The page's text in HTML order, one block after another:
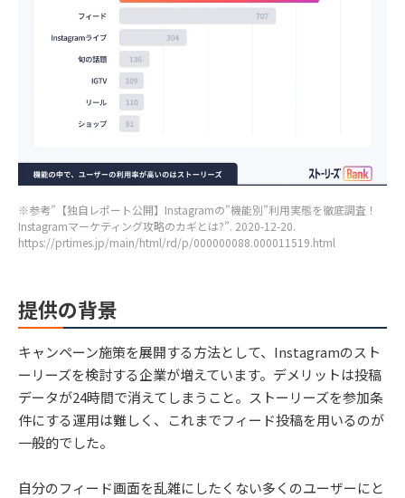
※参考”【独自レポート公開】Instagramの”機能別”利用実態を徹底調査！
Instagramマーケティング攻略のカギとは?”. 2020-12-20.
https://prtimes.jp/main/html/rd/p/000000088.000011519.html
提供の背景
キャンペーン施策を展開する方法として、Instagramのスト
ーリーズを検討する企業が増えています。デメリットは投稿
データが24時間で消えてしまうこと。ストーリーズを参加条
件にする運用は難しく、これまでフィード投稿を用いるのが
一般的でした。
自分のフィード画面を乱雑にしたくない多くのユーザーにと